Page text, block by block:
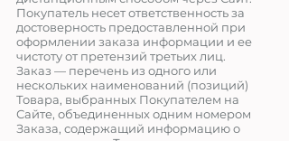
Покупатель несет ответственность за
достоверность предоставленной при
оформлении заказа информации и ее
чистоту от претензий третьих лиц.
Заказ — перечень из одного или
нескольких наименований (позиций)
Товара, выбранных Покупателем на
Сайте, объединенных одним номером
Заказа, содержащий информацию о